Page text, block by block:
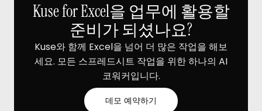
Kuse for Excel을 업무에 활용할
준비가 되셨나요?
Kuse와 함께 Excel을 넘어 더 많은 작업을 해보
세요. 모든 스프레드시트 작업을 위한 하나의 AI
코워커입니다.
데모 예약하기